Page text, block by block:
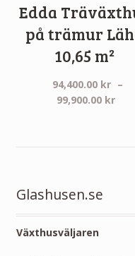
Edda
på trämur
10,65 m²
94,400.00 kr –
99,900.00 kr
Glashusen.se
Växthusväljaren